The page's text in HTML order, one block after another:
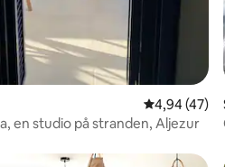
4,94 av 5 i
4,94 (47)
en studio på stranden, Aljezur